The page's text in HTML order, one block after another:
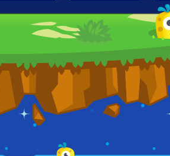
REVENGE
GOOD 'N EVIL